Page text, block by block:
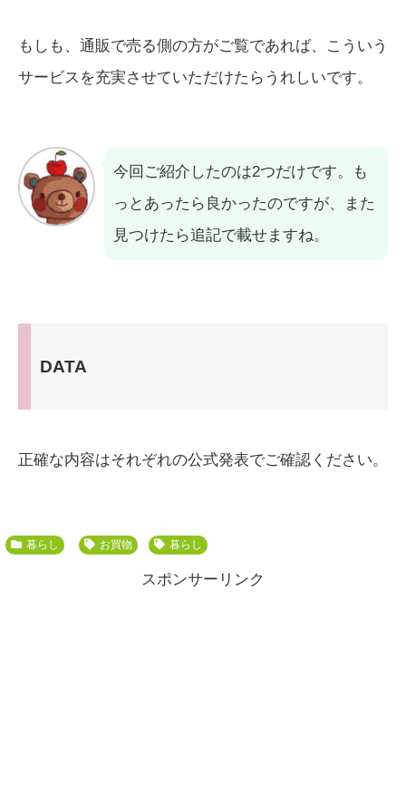
もしも、通販で売る側の方がご覧であれば、こういう
サービスを充実させていただけたらうれしいです。
今回ご紹介したのは2つだけです。も
っとあったら良かったのですが、また
見つけたら追記で載せますね。
DATA
正確な内容はそれぞれの公式発表でご確認ください。
暮らし お買物 暮らし
スポンサーリンク